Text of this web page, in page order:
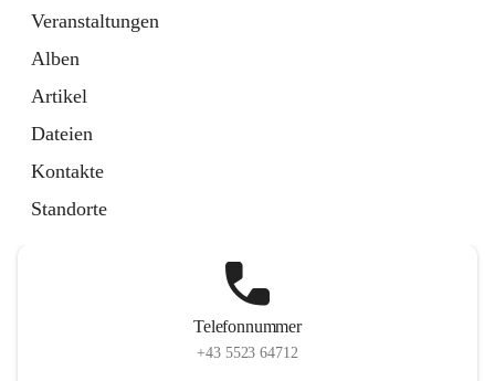
Veranstaltungen
Alben
Artikel
Dateien
Kontakte
Standorte
Telefonnummer
+43 5523 64712